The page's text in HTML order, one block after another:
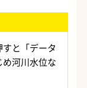
と「データ
河川水位な